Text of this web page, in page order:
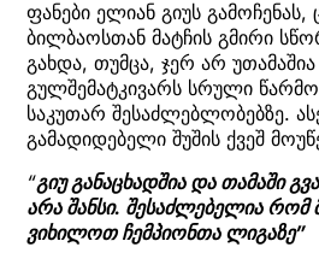
ფანები ელიან გიუს
ბილბაოსთან მატჩის გმირი
გახდა, თუმცა, ჯერ არ
გულშემატკივარს სრული
საკუთარ შესაძლებლობებზე.
გამადიდებელი შუშის ქვეშ
“გიუ განაცხადშია და თამაში
არა შანსი. შესაძლებელია რომ
ვიხილოთ ჩემპიონთა ლიგაზე”